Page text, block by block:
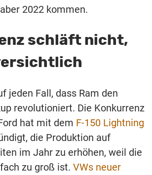
2022 kommen.
schläft nicht,
jeden Fall, dass Ram den
revolutioniert. Die Konkurrenz
hat mit dem F-150 Lightning
die Produktion auf
im Jahr zu erhöhen, weil die
zu groß ist. VWs neuer